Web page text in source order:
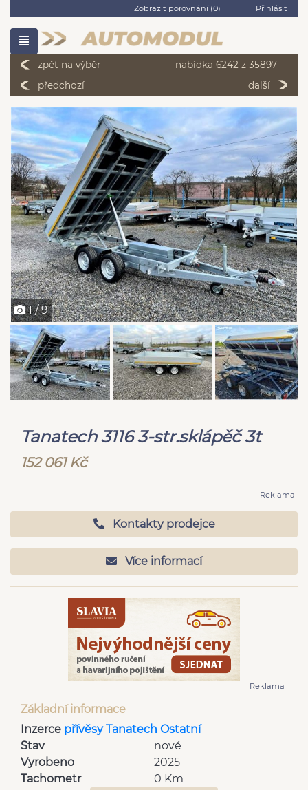
Zobrazit porovnání (0) Přihlásit
zpět na výběr
nabídka 6242 z 35897
předchozí
další
1 / 9
Tanatech 3116 3-str.sklápěč 3t
152 061 Kč
Reklama
Kontakty prodejce
Více informací
Reklama
Základní informace
Inzerce přívěsy Tanatech Ostatní
Stav
nové
Vyrobeno
2025
Tachometr
0 Km